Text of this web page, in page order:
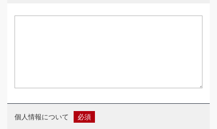
個人情報について